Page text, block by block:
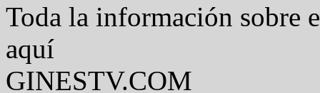
Toda la información sobre
aquí
GINESTV.COM